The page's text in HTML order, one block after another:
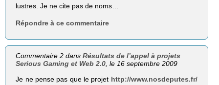
lustres. Je ne cite pas de noms…
Répondre à ce commentaire
Commentaire 2 dansRésultats de l’appel à projets
Serious Gaming et Web 2.0 , le 16 septembre 2009
Je ne pense pas que le projet http://www.nosdeputes.fr/